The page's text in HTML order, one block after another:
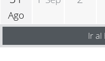
Ago
Ir al